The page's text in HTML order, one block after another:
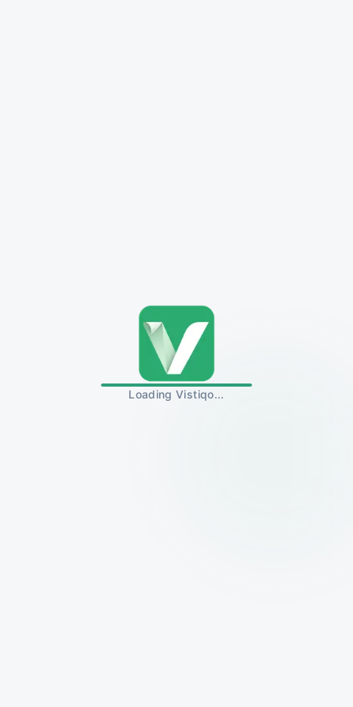
Loading Vistiqo...